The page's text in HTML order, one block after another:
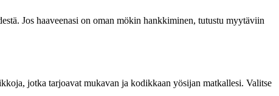
Jos haaveenasi on oman mökin hankkiminen, tutustu myytäviin
jotka tarjoavat mukavan ja kodikkaan yösijan matkallesi. Valitse